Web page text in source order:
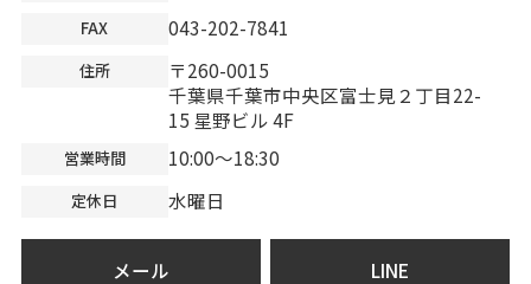
FAX 043-202-7841
住所
〒260-0015
千葉県千葉市中央区富士見２丁目22-
15 星野ビル 4F
営業時間 10:00～18:30
定休日 水曜日
メール LINE